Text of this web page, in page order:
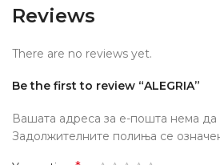
Reviews
There are no reviews yet.
Be the first to review “ALEGRIA”
Вашата адреса за е-пошта нема да
Задолжителните полиња се